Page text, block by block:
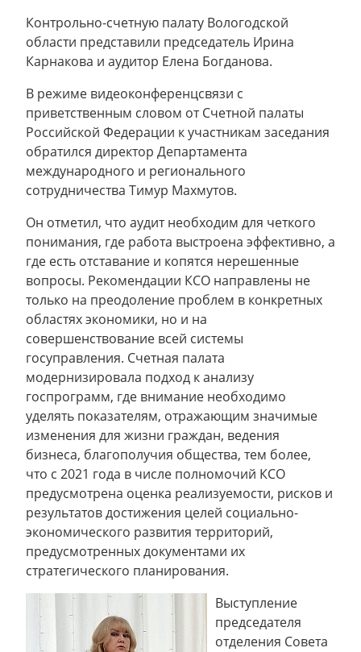
Контрольно-счетную палату Вологодской
области представили председатель Ирина
Карнакова и аудитор Елена Богданова.
В режиме видеоконференцсвязи с
приветственным словом от Счетной палаты
Российской Федерации к участникам заседания
обратился директор Департамента
международного и регионального
сотрудничества Тимур Махмутов.
Он отметил, что аудит необходим для четкого
понимания, где работа выстроена эффективно, а
где есть отставание и копятся нерешенные
вопросы. Рекомендации КСО направлены не
только на преодоление проблем в конкретных
областях экономики, но и на
совершенствование всей системы
госуправления. Счетная палата
модернизировала подход к анализу
госпрограмм, где внимание необходимо
уделять показателям, отражающим значимые
изменения для жизни граждан, ведения
бизнеса, благополучия общества, тем более,
что с 2021 года в числе полномочий КСО
предусмотрена оценка реализуемости, рисков и
результатов достижения целей социально-
экономического развития территорий,
предусмотренных документами их
стратегического планирования.
Выступление
председателя
отделения Совета